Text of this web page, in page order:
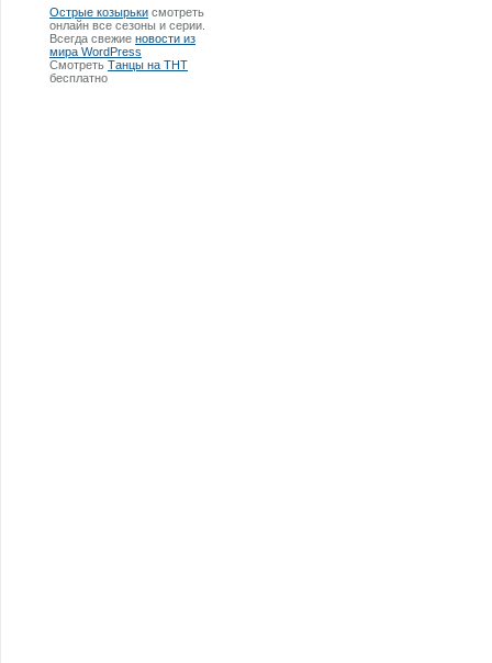
Острые козырьки смотреть
онлайн все сезоны и серии.
Всегда свежие новости из
мира WordPress
Смотреть Танцы на ТНТ
бесплатно